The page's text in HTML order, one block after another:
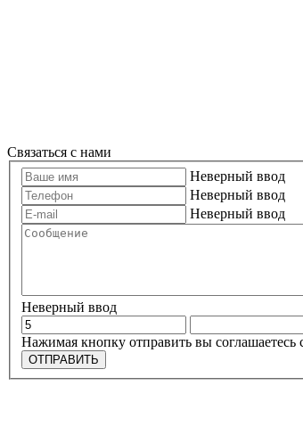
Связаться с нами
Неверный ввод
Неверный ввод
Неверный ввод
Неверный ввод
Нажимая кнопку отправить вы
ОТПРАВИТЬ